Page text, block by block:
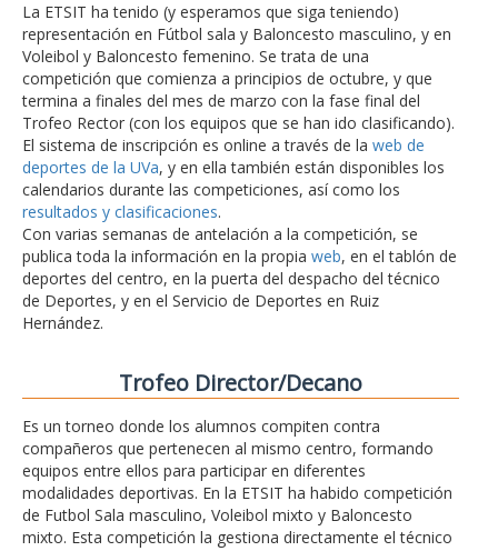
La ETSIT ha tenido (y esperamos que siga teniendo)
representación en Fútbol sala y Baloncesto masculino, y en
Voleibol y Baloncesto femenino. Se trata de una
competición que comienza a principios de octubre, y que
termina a finales del mes de marzo con la fase final del
Trofeo Rector (con los equipos que se han ido clasificando).
El sistema de inscripción es online a través de la web de
deportes de la UVa, y en ella también están disponibles los
calendarios durante las competiciones, así como los
resultados y clasificaciones.
Con varias semanas de antelación a la competición, se
publica toda la información en la propia web, en el tablón de
deportes del centro, en la puerta del despacho del técnico
de Deportes, y en el Servicio de Deportes en Ruiz
Hernández.
Trofeo Director/Decano
Es un torneo donde los alumnos compiten contra
compañeros que pertenecen al mismo centro, formando
equipos entre ellos para participar en diferentes
modalidades deportivas. En la ETSIT ha habido competición
de Futbol Sala masculino, Voleibol mixto y Baloncesto
mixto. Esta competición la gestiona directamente el técnico